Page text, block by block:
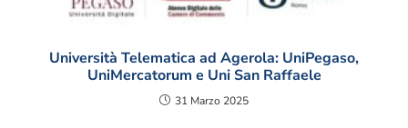
Università Telematica ad Agerola: UniPegaso,
UniMercatorum e Uni San Raffaele
31 Marzo 2025